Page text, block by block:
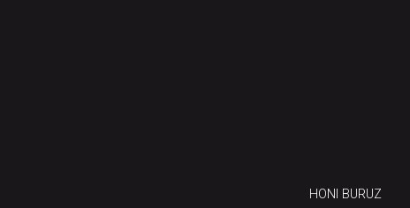
HONI BURUZ